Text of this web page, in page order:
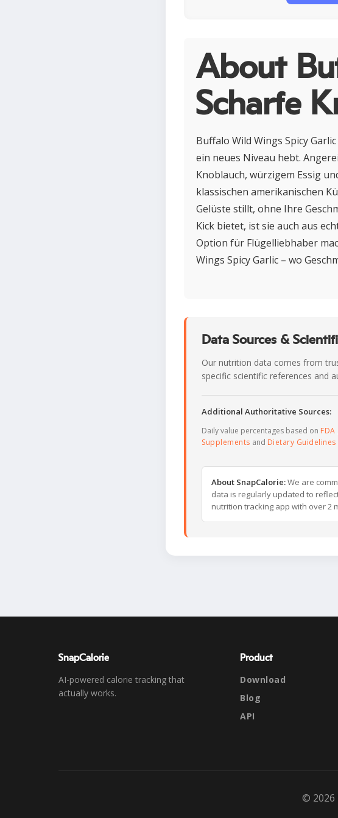
About
Scharfe
Buffalo Wild Wings Spicy
ein neues Niveau hebt.
Knoblauch, würzigem Essig
klassischen amerikanischen
Gelüste stillt, ohne Ihre
Kick bietet, ist sie auch aus
Option für Flügelliebhaber
Wings Spicy Garlic – wo
Data Sources &
Our nutrition data comes from
specific scientific references and
Additional Authoritative Sources:
Daily value percentages based on
Supplements and Dietary
About SnapCalorie:We are
data is regularly updated to
nutrition tracking app with over 2
SnapCalorie
AI-powered calorie tracking that
actually works.
Product
Download
Blog
API
© 2026